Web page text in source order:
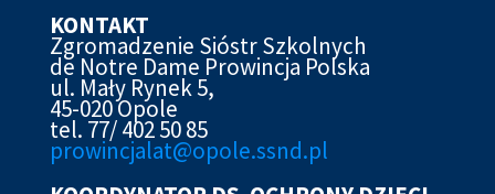
KONTAKT
Zgromadzenie Sióstr Szkolnych
de Notre Dame Prowincja Polska
ul. Mały Rynek 5,
45-020 Opole
tel. 77/ 402 50 85
prowincjalat@opole.ssnd.pl